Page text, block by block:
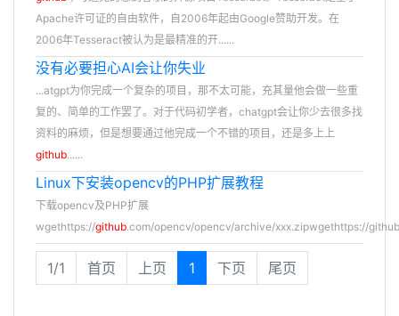
Apache许可证的自由软件，自2006年起由Google赞助开发。在
2006年Tesseract被认为是最精准的开......
没有必要担心AI会让你失业
...atgpt为你完成一个复杂的项目，那不太可能，充其量他会做一些重
复的、简单的工作罢了。对于代码初学者，chatgpt会让你少去很多找
资料的麻烦，但是想要通过他完成一个不错的项目，还是多上上
github......
Linux下安装opencv的PHP扩展教程
下载opencv及PHP扩展
wgethttps://github.com/opencv/opencv/archive/xxx.zipwgethttps://
1/1 首页 上页 1 下页 尾页